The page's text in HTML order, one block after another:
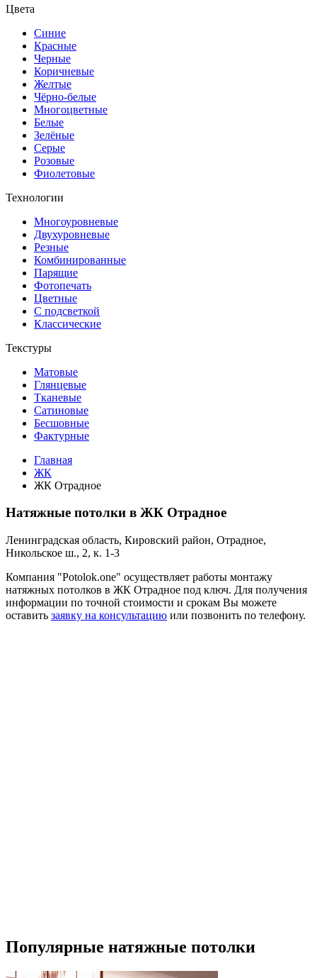
Цвета
Синие
Красные
Черные
Коричневые
Желтые
Чёрно-белые
Многоцветные
Белые
Зелёные
Серые
Розовые
Фиолетовые
Технологии
Многоуровневые
Двухуровневые
Резные
Комбинированные
Парящие
Фотопечать
Цветные
С подсветкой
Классические
Текстуры
Матовые
Глянцевые
Тканевые
Сатиновые
Бесшовные
Фактурные
Главная
ЖК
ЖК Отрадное
Натяжные потолки в ЖК Отрадное
Ленинградская область, Кировский район, Отрадное,
Никольское ш., 2, к. 1-3
Компания "Potolok.one" осуществляет работы монтажу
натяжных потолков в ЖК Отрадное под ключ. Для получения
информации по точной стоимости и срокам Вы можете
оставить заявку на консультацию или позвонить по телефону.
Популярные натяжные потолки